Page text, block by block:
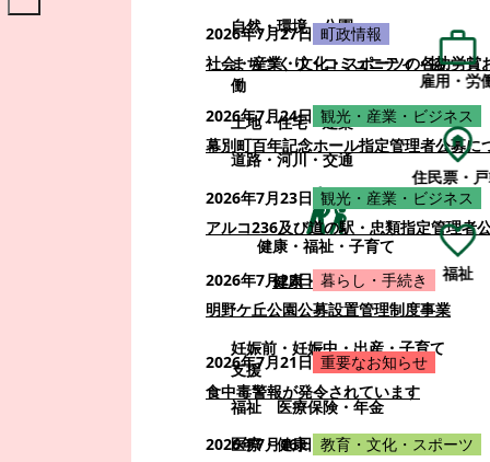
自然・環境・公園
まちづくり・コミュニティ・協
働
土地・住宅・建築
道路・河川・交通
健康・福祉・子育て
健康・福祉・子育て
妊娠前・妊娠中・出産・子育て
支援
福祉
医療保険・年金
医療・健康
2026年7月27日 町政情報
社会・産業・文化・スポーツの各功労
2026年7月24日 観光・産業・ビジネス
幕別町百年記念ホール指定管理者公募に
2026年7月23日 観光・産業・ビジネス
アルコ236及び道の駅・忠類指定管理者
2026年7月22日 暮らし・手続き
明野ケ丘公園公募設置管理制度事業
2026年7月21日 重要なお知らせ
食中毒警報が発令されています
2026年7月16日 教育・文化・スポーツ
雇用・労
住民票・
福祉